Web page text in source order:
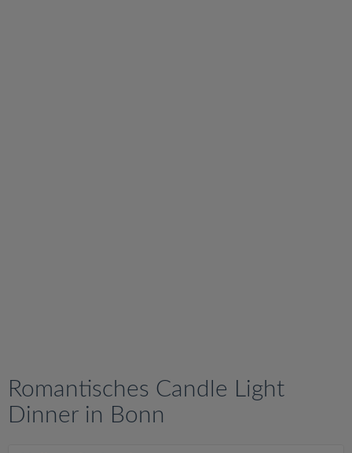
Romantisches Candle Light
Dinner in Bonn